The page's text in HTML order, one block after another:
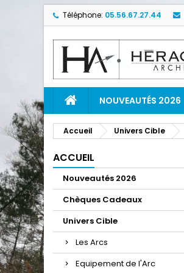
Téléphone: 05.56.67.27.44
NOUVEAUTÉS 2026
Accueil Univers Cible
ACCUEIL
Nouveautés 2026
Chèques Cadeaux
Univers Cible
Les Arcs
Equipement de l'Arc